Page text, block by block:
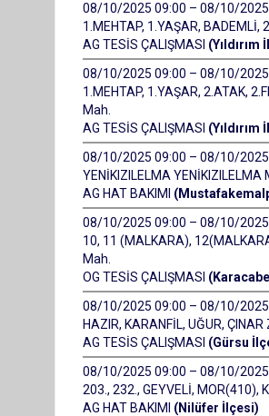
08/10/2025 09:00 – 08/10/2025
1.MEHTAP, 1.YAŞAR, BADEMLİ,
AG TESİS ÇALIŞMASI (Yıldırım
08/10/2025 09:00 – 08/10/2025
1.MEHTAP, 1.YAŞAR, 2.ATAK,
Mah.
AG TESİS ÇALIŞMASI (Yıldırım
08/10/2025 09:00 – 08/10/2025
YENİKIZILELMA YENİKIZILELMA
AG HAT BAKIMI
08/10/2025 09:00 – 08/10/2025
10, 11 (MALKARA),
Mah.
OG TESİS ÇALIŞMASI
08/10/2025 09:00 – 08/10/2025
HAZIR, KARANFİL, UĞUR, ÇINAR
AG TESİS ÇALIŞMASI (Gürsu
08/10/2025 09:00 – 08/10/2025
203., 232., GEYVELİ, MOR(410),
AG HAT BAKIMI (Nilüfer İlçesi)